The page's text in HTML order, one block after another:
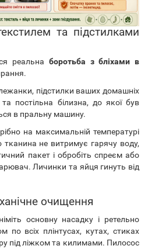
та підстилками
реальна боротьба з бліхами в
підстилки ваших домашніх
постільна білизна, до якої був
в пральну машину.
на максимальній температурі
тканина не витримує гарячу воду,
пакет і обробіть спреєм або
Личинки та яйця гинуть від
очищення
основну насадку і ретельно
по всіх плінтусах, кутах, стиках
під ліжком та килимами. Пилосос